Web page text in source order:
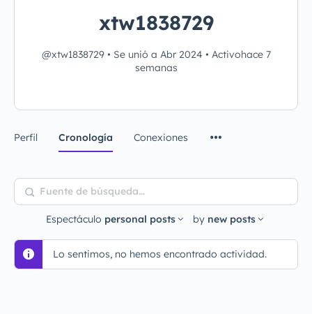
xtw1838729
@xtw1838729 • Se unió a Abr 2024 • Activohace 7
semanas
Perfil Cronología Conexiones
Fuente
de
búsqueda…
Espectáculo personal posts by new posts
Lo sentimos, no hemos encontrado actividad.